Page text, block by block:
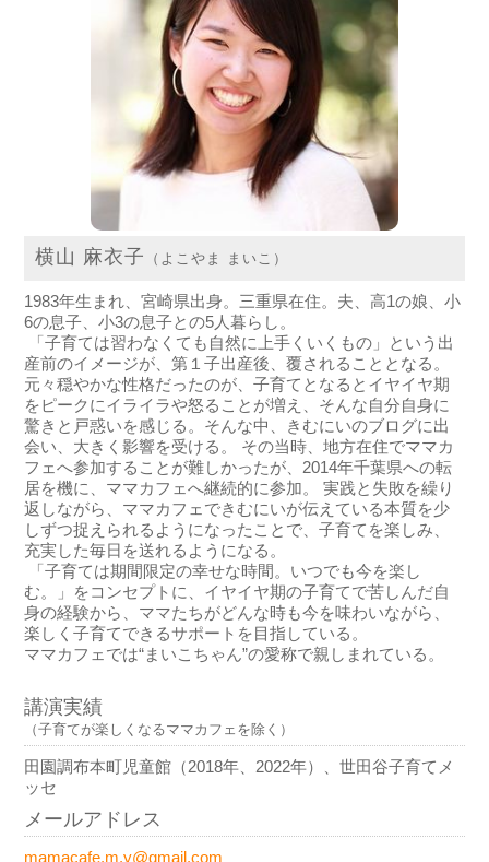
横山 麻衣子 （よこやま まいこ）
1983年生まれ、宮崎県出身。三重県在住。夫、高1の娘、小
6の息子、小3の息子との5人暮らし。
「子育ては習わなくても自然に上手くいくもの」という出
産前のイメージが、第１子出産後、覆されることとなる。
元々穏やかな性格だったのが、子育てとなるとイヤイヤ期
をピークにイライラや怒ることが増え、そんな自分自身に
驚きと戸惑いを感じる。そんな中、きむにいのブログに出
会い、大きく影響を受ける。 その当時、地方在住でママカ
フェへ参加することが難しかったが、2014年千葉県への転
居を機に、ママカフェへ継続的に参加。 実践と失敗を繰り
返しながら、ママカフェできむにいが伝えている本質を少
しずつ捉えられるようになったことで、子育てを楽しみ、
充実した毎日を送れるようになる。
「子育ては期間限定の幸せな時間。いつでも今を楽し
む。」をコンセプトに、イヤイヤ期の子育てで苦しんだ自
身の経験から、ママたちがどんな時も今を味わいながら、
楽しく子育てできるサポートを目指している。
ママカフェでは“まいこちゃん”の愛称で親しまれている。
講演実績
（子育てが楽しくなるママカフェを除く）
田園調布本町児童館（2018年、2022年）、世田谷子育てメ
ッセ
メールアドレス
mamacafe.m.y@gmail.com